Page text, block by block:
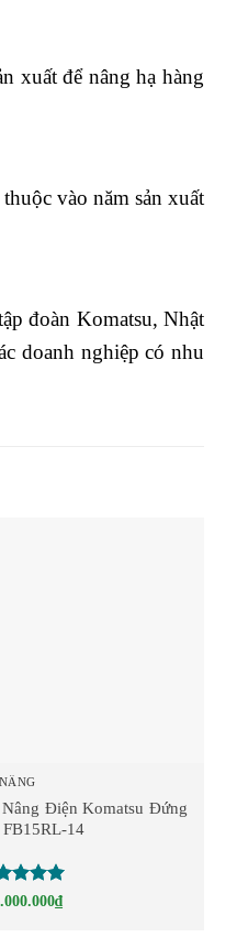
xuất để nâng hạ hàng
vào năm sản xuất
đoàn Komatsu, Nhật
doanh nghiệp có nhu
Điện Komatsu Đứng
14
xếp ₫